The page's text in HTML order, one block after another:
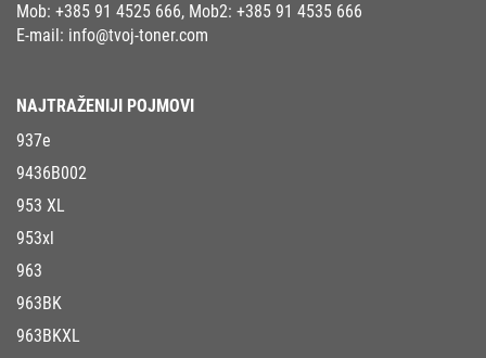
Mob: +385 91 4525 666, Mob2: +385 91 4535 666
E-mail: info@tvoj-toner.com
NAJTRAŽENIJI POJMOVI
937e
9436B002
953 XL
953xl
963
963BK
963BKXL